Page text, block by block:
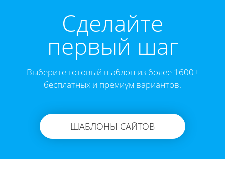
Cделайте
первый шаг
Выберите готовый шаблон из более 1600+
бесплатных и премиум вариантов.
ШАБЛОНЫ САЙТОВ